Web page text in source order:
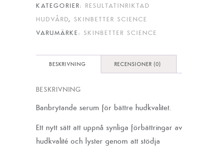
KATEGORIER: RESULTATINRIKTAD
HUDVÅRD, SKINBETTER SCIENCE
VARUMÄRKE: SKINBETTER SCIENCE
BESKRIVNING RECENSIONER (0)
BESKRIVNING
Banbrytande serum för bättre hudkvalitet.
Ett nytt sätt att uppnå synliga förbättringar av
hudkvalité och lyster genom att stödja